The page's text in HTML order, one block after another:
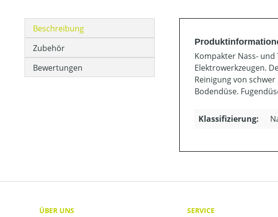
Beschreibung
Zubehör
Bewertungen
Kompakter Nass-
Elektrowerkzeugen.
Reinigung von
Bodendüse.
Klassifizierung:
ÜBER UNS
SERVICE